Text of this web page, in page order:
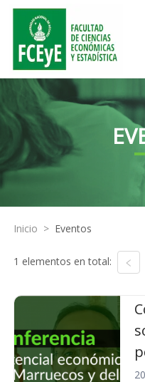
Inicio > Eventos
1 elementos en total: